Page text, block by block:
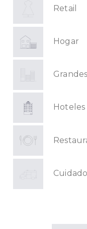
Retail
Hogar
Hoteles